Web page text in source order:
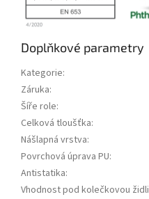
Doplňkové parametry
Kategorie:
Záruka:
Šíře role:
Celková tloušťka:
Nášlapná vrstva:
Povrchová úprava PU:
Antistatika:
Vhodnost pod kolečkovou židli